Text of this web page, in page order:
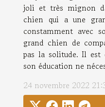
joli et très mignon
chien qui a une
constamment avec
grand chien de
pas la solitude. Il est
son éducation ne
24 novembre 2022